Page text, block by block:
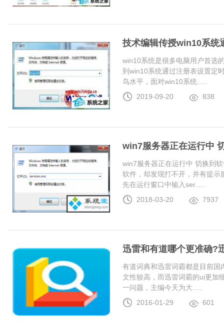
技术编辑传授win10系统
win10系统是很多电脑用户首选
到win10系统通过注册表设置定
鸟水平，面对win10系统.....
2019-09-20
838
win7服务器正在运行中
win7服务器正在运行中 切换到
软件，却发现打不开，并有提
先在运行窗口中输入ser.....
2018-03-20
7937
迅雷和有道哪个更准确?
有道词典和迅雷词霸都是目前
文性较高，而迅雷词霸的ui更加
一问题，主编今天为大.....
2016-01-29
601